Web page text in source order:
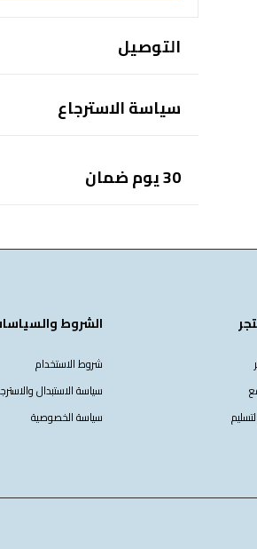
التوصيل
سياسة الاسترجاع
30 يوم ضمان
الشروط
شروط الاستخدام
سياسة الاستبدال
سياسة الخصوصية